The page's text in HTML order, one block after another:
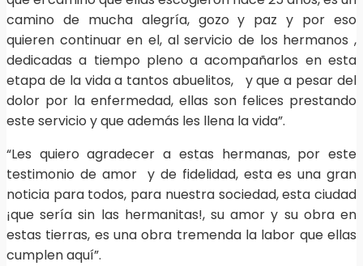
camino de mucha alegría, gozo y paz y por eso
quieren continuar en el, al servicio de los hermanos ,
dedicadas a tiempo pleno a acompañarlos en esta
etapa de la vida a tantos abuelitos, y que a pesar del
dolor por la enfermedad, ellas son felices prestando
este servicio y que además les llena la vida”.
“Les quiero agradecer a estas hermanas, por este
testimonio de amor y de fidelidad, esta es una gran
noticia para todos, para nuestra sociedad, esta ciudad
¡que sería sin las hermanitas!, su amor y su obra en
estas tierras, es una obra tremenda la labor que ellas
cumplen aquí”.